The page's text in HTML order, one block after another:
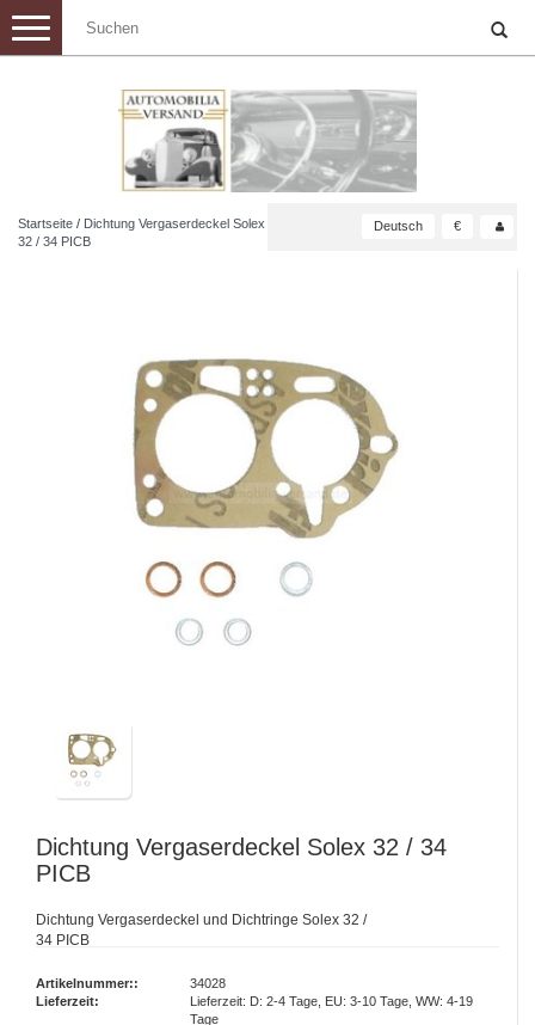
Toggle
navigation
Startseite / Dichtung Vergaserdeckel Solex
32 / 34 PICB
Deutsch €
Dichtung Vergaserdeckel Solex 32 / 34
PICB
Dichtung Vergaserdeckel und Dichtringe Solex 32 /
34 PICB
Artikelnummer::
34028
Lieferzeit:
Lieferzeit: D: 2-4 Tage, EU: 3-10 Tage, WW: 4-19
Tage